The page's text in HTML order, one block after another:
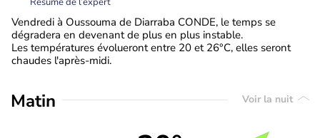
Vendredi à Oussouma de Diarraba CONDE, le temps se
dégradera en devenant de plus en plus instable.
Les températures évolueront entre 20 et 26°C, elles seront
chaudes l'après-midi.
Matin Voir la nuit